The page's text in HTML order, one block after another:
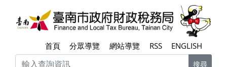
跳到主要內容區塊
首頁 分眾導覽 網站導覽 RSS ENGLISH
搜尋